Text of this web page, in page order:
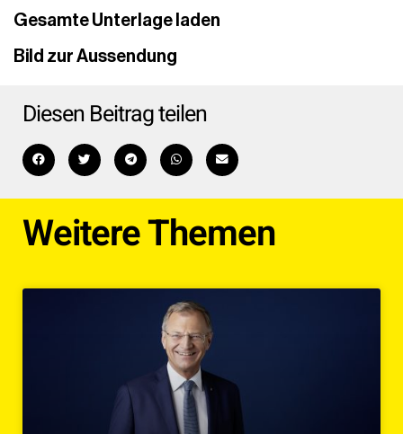
Gesamte Unterlage laden
Bild zur Aussendung
Diesen Beitrag teilen
Weitere Themen